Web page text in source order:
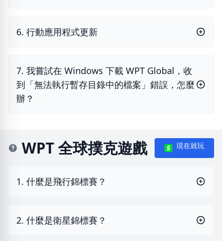
6. 行動應用程式更新
7. 我嘗試在 Windows 下載 WPT Global，收
到「無法執行暫存目錄中的檔案」錯誤，怎麼
辦？
WPT 全球撲克遊戲 現在就玩
1. 什麼是飛行錦標賽？
2. 什麼是衛星錦標賽？